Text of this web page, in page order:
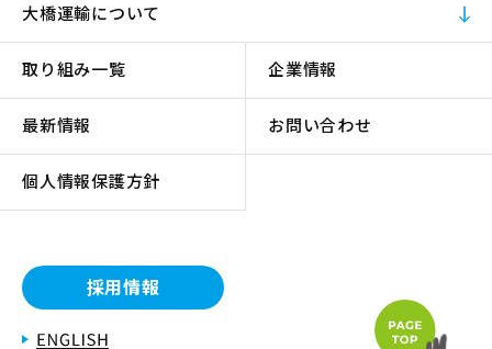
大橋運輸について
取り組み一覧 企業情報
最新情報 お問い合わせ
個人情報保護方針
採用情報